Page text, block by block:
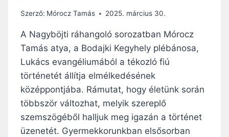
Szerző: Mórocz Tamás 2025. március 30.
A Nagyböjti ráhangoló sorozatban Mórocz
Tamás atya, a Bodajki Kegyhely plébánosa,
Lukács evangéliumából a tékozló fiú
történetét állítja elmélkedésének
középpontjába. Rámutat, hogy életünk során
többször változhat, melyik szereplő
szemszögéből halljuk meg igazán a történet
üzenetét. Gyermekkorunkban elsősorban